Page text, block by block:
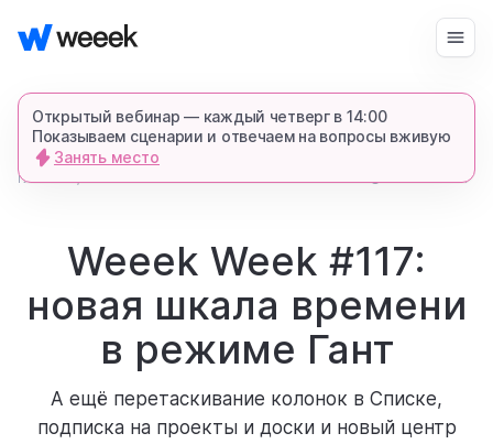
Открытый вебинар — каждый четверг в 14:00
Показываем сценарии и отвечаем на вопросы вживую
Занять место
продукт
возможности
запросить демонстрацию
Войти Начать бесплатно
главная блог 1499 5 мин 6
Weeek Week #117:
новая шкала времени
в режиме Гант
А ещё перетаскивание колонок в Списке,
подписка на проекты и доски и новый центр